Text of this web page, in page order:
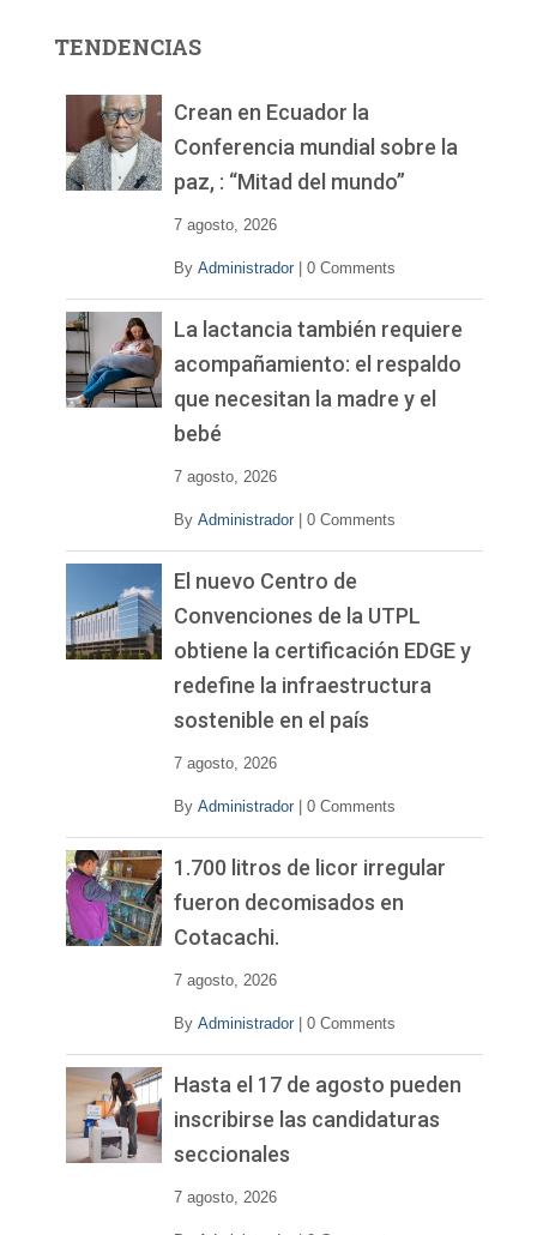
d
TENDENCIAS
Crean en Ecuador la
Conferencia mundial sobre la
paz, : “Mitad del mundo”
7 agosto, 2026
By Administrador 0 Comments
La lactancia también requiere
acompañamiento: el respaldo
que necesitan la madre y el
bebé
7 agosto, 2026
By Administrador 0 Comments
El nuevo Centro de
Convenciones de la UTPL
obtiene la certificación EDGE y
redefine la infraestructura
sostenible en el país
7 agosto, 2026
By Administrador 0 Comments
1.700 litros de licor irregular
fueron decomisados en
Cotacachi.
7 agosto, 2026
By Administrador 0 Comments
Hasta el 17 de agosto pueden
inscribirse las candidaturas
seccionales
7 agosto, 2026